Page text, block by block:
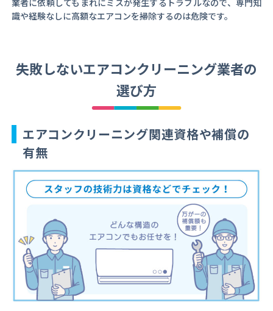
業者に依頼してもまれにミスが発生するトラブルなので、専門知
識や経験なしに高額なエアコンを掃除するのは危険です。
失敗しないエアコンクリーニング業者の
選び方
エアコンクリーニング関連資格や補償の
有無